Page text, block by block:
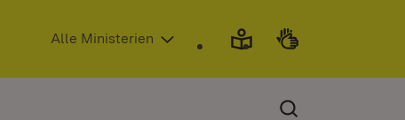
(Öffnet in neuem Fenster)
Alle Ministerien